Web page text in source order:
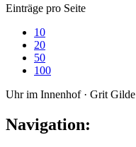
Einträge pro Seite
10
20
50
100
Uhr im Innenhof · Grit Gilde
Navigation: